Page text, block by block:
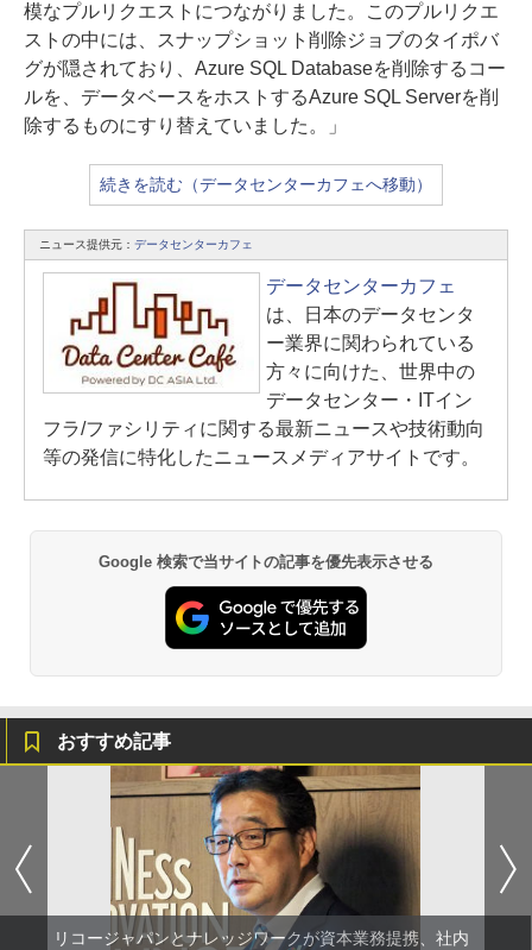
模なプルリクエストにつながりました。このプルリクエ
ストの中には、スナップショット削除ジョブのタイポバ
グが隠されており、Azure SQL Databaseを削除するコー
ルを、データベースをホストするAzure SQL Serverを削
除するものにすり替えていました。」
続きを読む（データセンターカフェへ移動）
ニュース提供元： データセンターカフェ
データセンターカフェ
は、日本のデータセンタ
ー業界に関わられている
方々に向けた、世界中の
データセンター・ITイン
フラ/ファシリティに関する最新ニュースや技術動向
等の発信に特化したニュースメディアサイトです。
Google 検索で当サイトの記事を優先表示させる
おすすめ記事
リコージャパンとナレッジワークが資本業務提携、社内